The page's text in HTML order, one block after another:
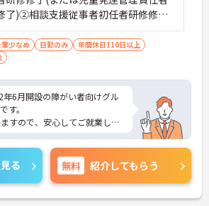
もちろん、働くスタッフにと
少なく、高いモチベーションを
ます。
了)②相談支援従事者初任者研修修了
相談支援従事者実務者研修修了)③普
車運転免許(AT限定可)
少なめ 日勤のみ
年間休日110日以上
6月開設の障がい者向けグル
す。
すので、安心してご就業して
は少なめですのでプライベー
いです。
面接対策ポイントなど、さら
ますので、お気軽にご相談く
る 無料 紹介してもらう